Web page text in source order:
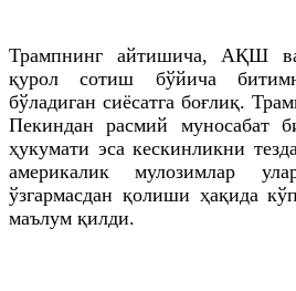
Трампнинг айтишича, АҚШ ва
қурол сотиш бўйича
бўладиган сиёсатга боғлиқ.
Пекиндан расмий муносабат
ҳукумати эса кескинликни
америкалик мулозимлар
ўзгармасдан қолиши ҳақида
маълум қилди.